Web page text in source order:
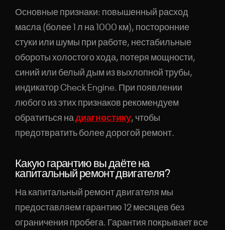
Основные признаки: повышенный расход
масла (более 1 л на 1000 км), посторонние
стуки или шумы при работе, нестабильные
обороты холостого хода, потеря мощности,
синий или белый дым из выхлопной трубы,
индикатор Check Engine. При появлении
любого из этих признаков рекомендуем
обратиться надиагностику, чтобы
предотвратить более дорогой ремонт.
Какую гарантию вы даёте на
капитальный ремонт двигателя?
На капитальный ремонт двигателя мы
предоставляем гарантию 12 месяцев без
ограничения пробега. Гарантия покрывает все